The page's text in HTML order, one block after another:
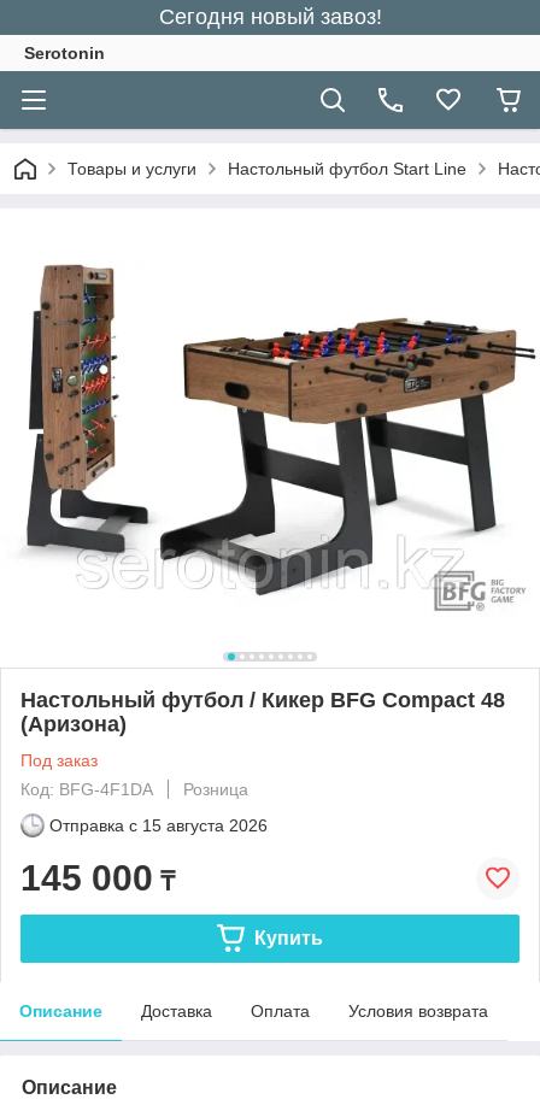
Сегодня новый завоз!
Serotonin
Товары и услуги Настольный футбол Start Line
Настольный футбол / Кикер BFG Compact 48
(Аризона)
Под заказ
Код: BFG-4F1DA
Розница
Отправка с 15 августа 2026
145 000 ₸
Купить
Описание Доставка Оплата Условия возврата
Описание